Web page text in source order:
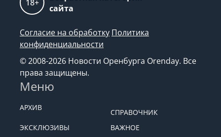
18+
сайта
Согласие на обработку Политика
конфиденциальности
© 2008-2026 Новости Оренбурга Orenday. Все
права защищены.
Меню
АРХИВ
СПРАВОЧНИК
ЭКСКЛЮЗИВЫ
ВАЖНОЕ